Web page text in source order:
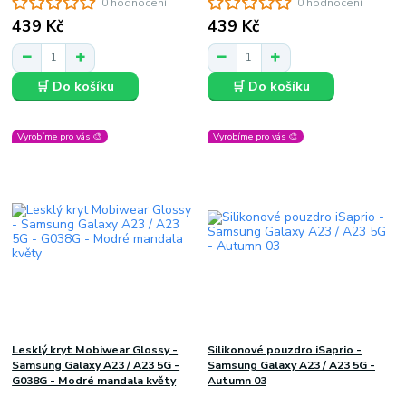
439 Kč
🛒 Do košíku
439 Kč
🛒 Do košíku
Vyrobíme pro vás 🎨
Lesklý kryt Mobiwear Glossy -
Samsung Galaxy A23 / A23 5G -
G038G - Modré mandala květy
Vyrobíme pro vás 🎨
Silikonové pouzdro iSaprio -
Samsung Galaxy A23 / A23 5G -
Autumn 03